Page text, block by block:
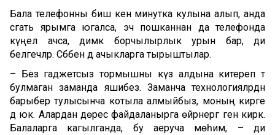
Бала телефонны биш кенә минутка кулына алып, анда
сәгать ярымга югалса, эч пошканнан да телефонда
күңел ачса, димәк борчылырлык урын бар, ди
белгечләр. Сәбәбен дә ачыкларга тырыштылар.
– Без гаджетсыз тормышны күз алдына китереп тә
булмаган заманда яшибез. Заманча технологияләрдән
барыбер тулысынча котыла алмыйбыз, моның кирәге
дә юк. Алардан дөрес файдаланырга өйрәнергә генә кирәк.
Балаларга кагылганда, бу аеруча мөһим, – ди